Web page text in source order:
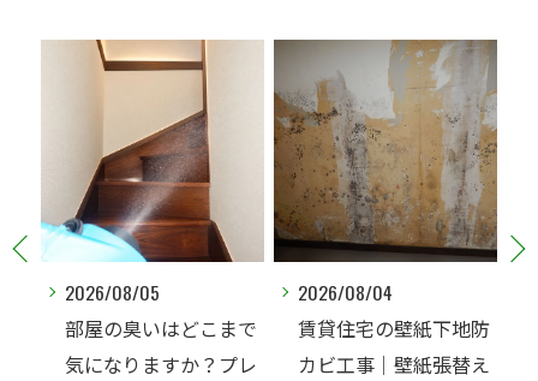
どこまで
か？プレ
2026/08/04
賃貸住宅の壁紙下地防
カビ工事｜壁紙張替え
2026/08/04
メゾネットタイプ
下室はカビ・カビ